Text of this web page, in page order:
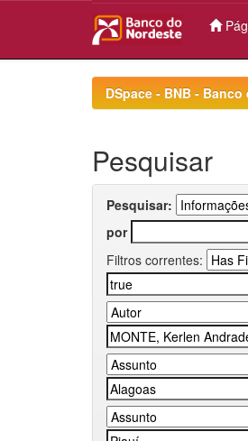
DSpace - BNB -
Pesquisar
Pesquisar:
por
Filtros correntes: